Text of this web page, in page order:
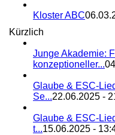
Kloster ABC
Kürzlich
Junge Akademie:
konzeptioneller...
Glaube & ESC-
Se...22.06.2025 -
Glaube & ESC-
t...15.06.2025 -